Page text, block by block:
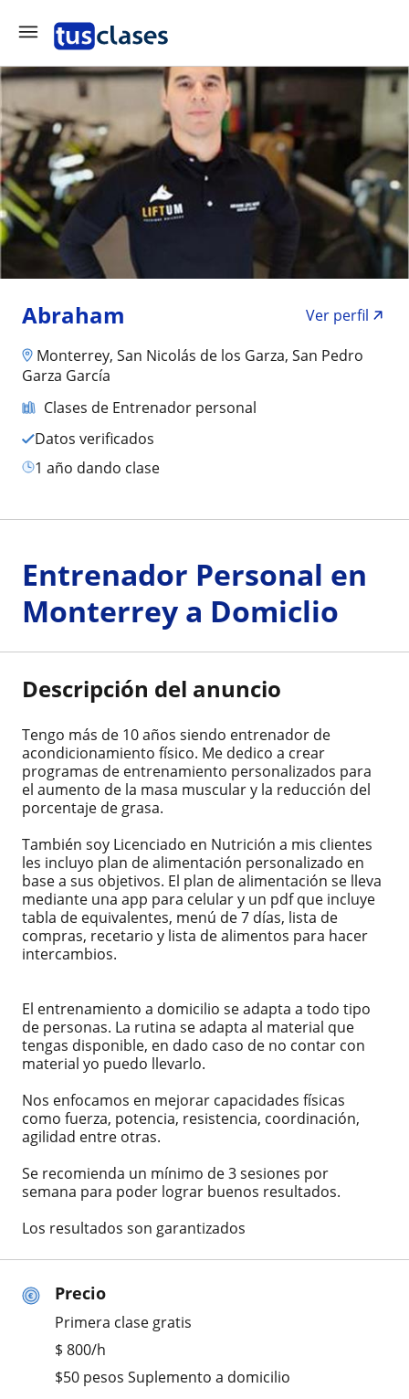
Abraham
Ver perfil
Monterrey, San Nicolás de los Garza, San Pedro
Garza García
Clases de Entrenador personal
Datos verificados
1 año dando clase
Precio
Primera clase gratis
$ 800/h
$50 pesos Suplemento a domicilio
Entrenador Personal en
Monterrey a Domiclio
Descripción del anuncio
Tengo más de 10 años siendo entrenador de
acondicionamiento físico. Me dedico a crear
programas de entrenamiento personalizados para
el aumento de la masa muscular y la reducción del
porcentaje de grasa.
También soy Licenciado en Nutrición a mis clientes
les incluyo plan de alimentación personalizado en
base a sus objetivos. El plan de alimentación se lleva
mediante una app para celular y un pdf que incluye
tabla de equivalentes, menú de 7 días, lista de
compras, recetario y lista de alimentos para hacer
intercambios.
El entrenamiento a domicilio se adapta a todo tipo
de personas. La rutina se adapta al material que
tengas disponible, en dado caso de no contar con
material yo puedo llevarlo.
Nos enfocamos en mejorar capacidades físicas
como fuerza, potencia, resistencia, coordinación,
agilidad entre otras.
Se recomienda un mínimo de 3 sesiones por
semana para poder lograr buenos resultados.
Los resultados son garantizados